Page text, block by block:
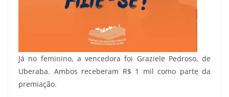
Já no feminino, a vencedora foi Graziele Pedroso, de
Uberaba. Ambos receberam R$ 1 mil como parte da
premiação.